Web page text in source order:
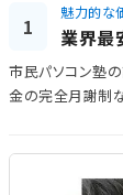
1
魅力的な
業界最
市民パソコン塾
金の完全月謝制